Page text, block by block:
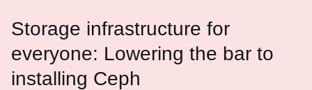
Storage infrastructure for
everyone: Lowering the bar to
installing Ceph